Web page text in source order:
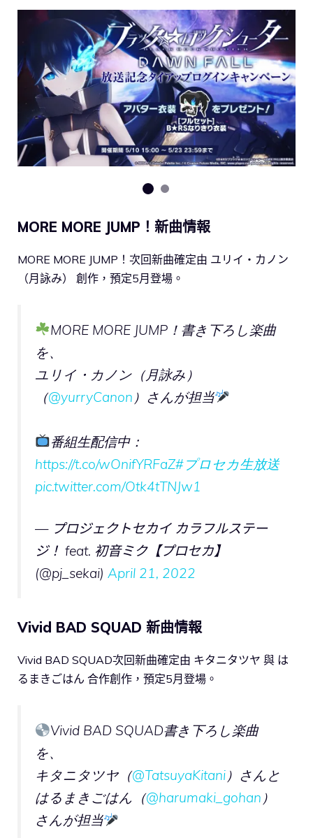
MORE MORE JUMP！新曲情報
MORE MORE JUMP！次回新曲確定由 ユリイ・カノン
（月詠み） 創作，預定5月登場。
MORE MORE JUMP！書き下ろし楽曲
を、
ユリイ・カノン（月詠み）
（@yurryCanon ）さんが担当
番組生配信中：
https://t.co/wOnifYRFaZ#プロセカ生放送
pic.twitter.com/Otk4tTNJw1
— プロジェクトセカイ カラフルステー
ジ！ feat. 初音ミク【プロセカ】
(@pj_sekai) April 21, 2022
Vivid BAD SQUAD 新曲情報
Vivid BAD SQUAD次回新曲確定由 キタニタツヤ 與 は
るまきごはん 合作創作，預定5月登場。
Vivid BAD SQUAD書き下ろし楽曲
を、
キタニタツヤ（@TatsuyaKitani）さんと
はるまきごはん（@harumaki_gohan ）
さんが担当